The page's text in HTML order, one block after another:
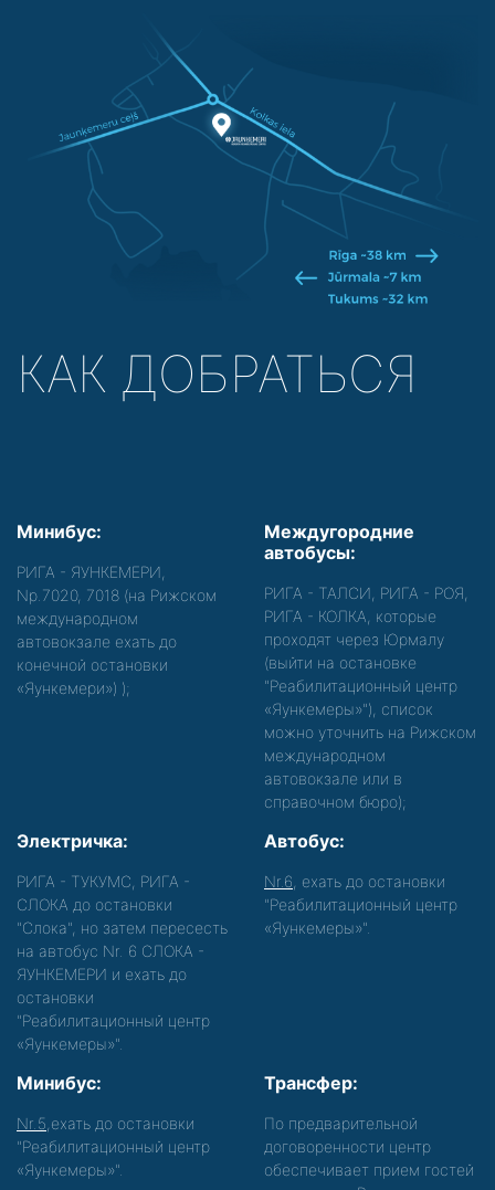
КАК ДОБРАТЬСЯ
Минибус:
РИГА - ЯУНКЕМЕРИ,
Nр.7020, 7018 (на Рижском
международном
автовокзале ехать до
конечной остановки
«Яункемери») );
Междугородние
автобусы:
РИГА - ТАЛСИ, РИГА - РОЯ,
РИГА - КОЛКА, которые
проходят через Юрмалу
(выйти на остановке
"Реабилитационный центр
«Яункемеры»"), список
можно уточнить на Рижском
международном
автовокзале или в
справочном бюро);
Электричка:
РИГА - ТУКУМС, РИГА -
СЛОКА до остановки
"Слока", но затем пересесть
на автобус Nr. 6 СЛОКА -
ЯУНКЕМЕРИ и ехать до
остановки
"Реабилитационный центр
«Яункемеры»".
Автобус:
Nr.6 , ехать до остановки
"Реабилитационный центр
«Яункемеры»".
Минибус:
Nr.5 ,ехать до остановки
"Реабилитационный центр
«Яункемеры»".
Трансфер:
По предварительной
договоренности центр
обеспечивает прием гостей